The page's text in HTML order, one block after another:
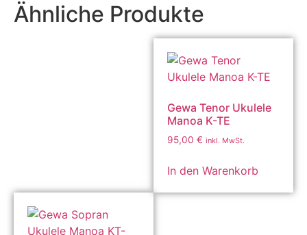
Ähnliche Produkte
Gewa Tenor Ukulele
Manoa K-TE
95,00 € inkl. MwSt.
In den Warenkorb